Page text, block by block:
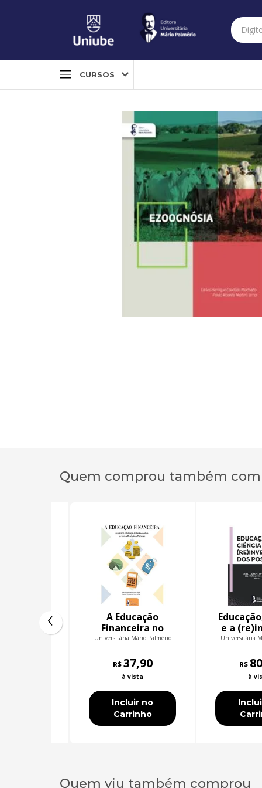
CURSOS
Quem comprou também
A Educação
Financeira no
contexto da
Jovens e Adultos
por meio da
Resolução de
Problemas
Universitária Mário Palmério
R$37,90
à vista
Incluir no
Carrinho
e a
dos
Universitária
R$
à
‹
Quem viu também comprou